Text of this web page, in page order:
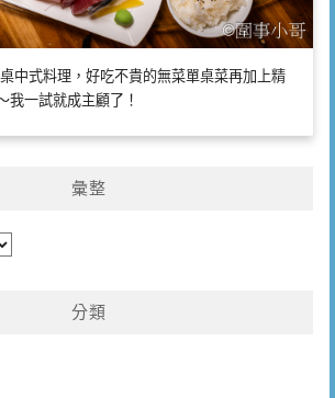
中式料理，好吃不貴的無菜單桌菜再加上精
我一試就成主顧了！
彙整
分類